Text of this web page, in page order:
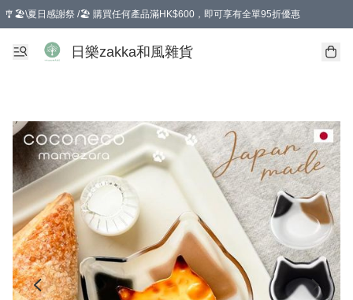
🎐🏖️\夏日感謝祭 /🏖️ 購買任何產品滿HK$600，即可享有全單95折優惠
選擇GoGoX住宅/工商地址配送，單一訂單消費購物滿HK$680(折扣後），可享有
日樂zakka和風雜貨